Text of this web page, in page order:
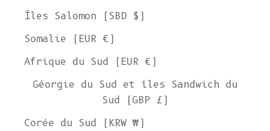
Îles Salomon (SBD $)
Somalie (EUR €)
Afrique du Sud (EUR €)
Géorgie du Sud et îles Sandwich du
Sud (GBP £)
Corée du Sud (KRW ₩)